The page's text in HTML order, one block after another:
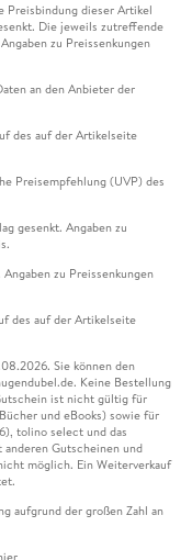
Preisbindung dieser Artikel
Die jeweils zutreffende
zu Preissenkungen
an den Anbieter der
des auf der Artikelseite
Preisempfehlung (UVP) des
gesenkt. Angaben zu
zu Preissenkungen
des auf der Artikelseite
Sie können den
Keine Bestellung
ist nicht gültig für
und eBooks) sowie für
tolino select und das
Gutscheinen und
möglich. Ein Weiterverkauf
aufgrund der großen Zahl an